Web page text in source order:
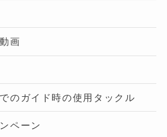
画
のガイド時の使用タックル
ペーン